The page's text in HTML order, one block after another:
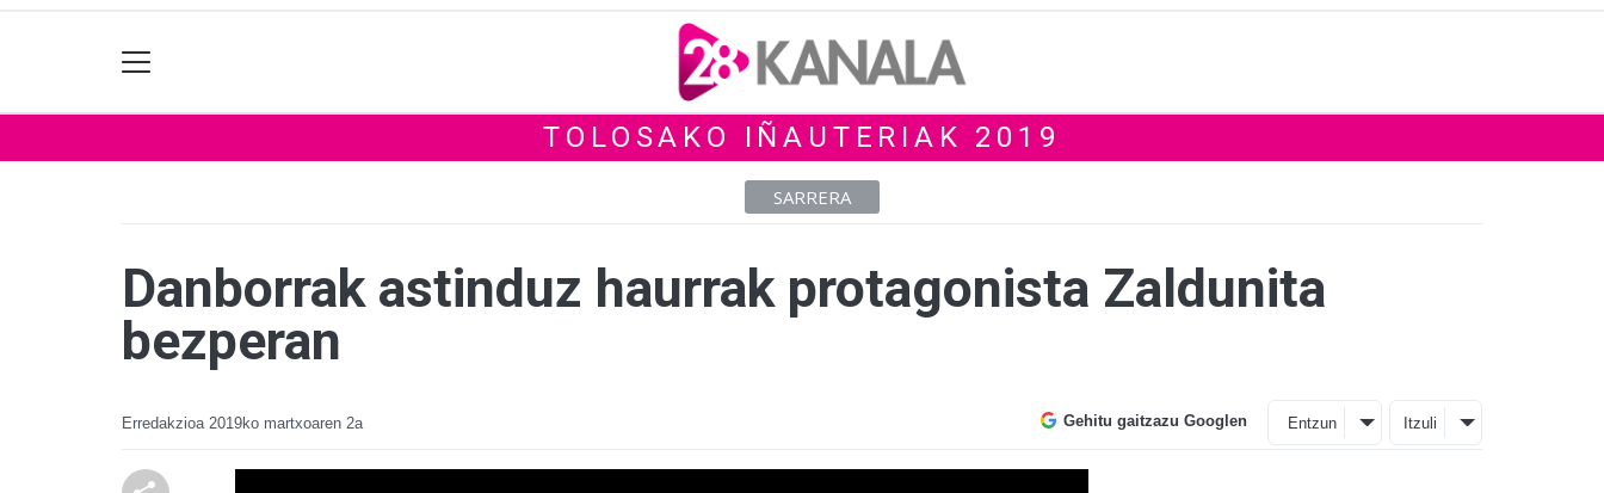
TOLOSAKO IÑAUTERIAK 2019
SARRERA
Danborrak astinduz haurrak protagonista Zaldunita
bezperan
Erredakzioa 2019ko martxoaren 2a Gehitu gaitzazu Googlen Entzun Itzuli